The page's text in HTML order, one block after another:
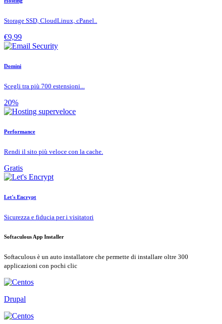
Storage SSD, CloudLinux, cPanel..
€9,99
Domini
Scegli tra più 700 estensioni...
20%
Performance
Rendi il sito più veloce con la cache.
Gratis
Let's Encrypt
Sicurezza e fiducia per i visitatori
Softaculous App Installer
Softaculous è un auto installatore che permette di installare oltre 300
applicazioni con pochi clic
Drupal